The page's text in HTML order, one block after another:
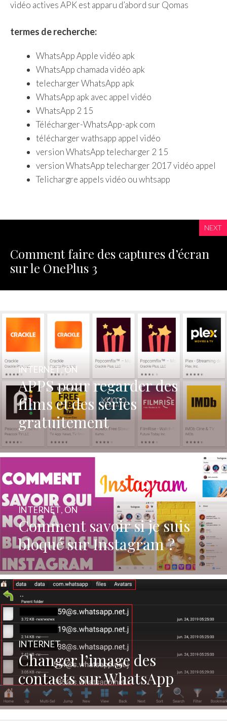
vidéo actives APK est apparu d’abord sur Qomas
termes de recherche:
WhatsApp Apple vidéo apk
WhatsApp chamada vidéo apk
telecharger WhatsApp apk
WhatsApp apk avec appel vidéo
WhatsApp 2 15
Télécharger-WhatsApp-apk com
télécharger wathsapp appel vidéo
version WhatsApp telecharger 2 15
version WhatsApp telecharger 2017 vidéo appel
Telichargre appels vidéo ou whtsapp
NEXT
Comment faire des captures d’écran
sur le OnePlus 3
APPS pour regarder des
films et des séries
gratuitement
INTERNET,ON
Comment savoir si je suis
bloqué sur Instagram ?
INTERNET, ON
Changer l’image des
contacts sur WhatsApp
INTERNET